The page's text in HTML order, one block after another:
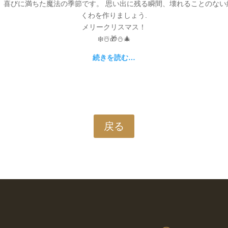
喜びに満ちた魔法の季節です。 思い出に残る瞬間、壊れることのな
くわを作りましょう.
メリークリスマス！
❄️☃️🎁⛄🎄
続きを読む…
戻る